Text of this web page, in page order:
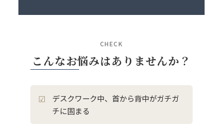
CHECK
こんなお悩みはありませんか？
デスクワーク中、首から背中がガチガ
チに固まる